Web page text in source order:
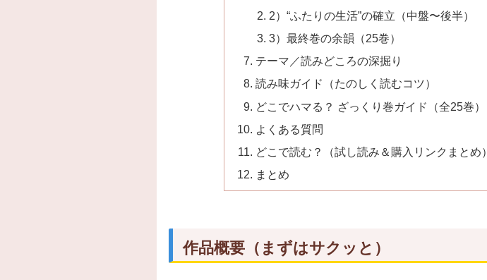
2）“ふたりの生活”の確立（中盤〜後半）
3）最終巻の余韻（25巻）
テーマ／読みどころの深掘り
読み味ガイド（たのしく読むコツ）
どこでハマる？ ざっくり巻ガイド（全25巻）
よくある質問
どこで読む？（試し読み＆購入リンクまとめ）
まとめ
作品概要（まずはサクッと）